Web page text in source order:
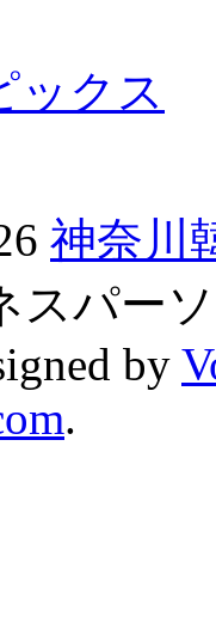
ックス
神奈川
スパー
by
.